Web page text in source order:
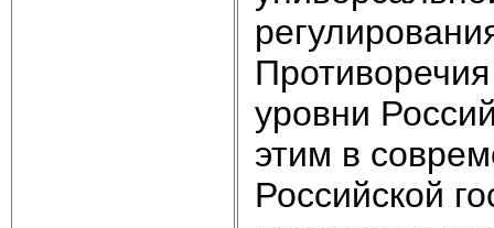
уровни
этим в
Российской